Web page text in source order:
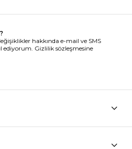
hakkında e-mail ve SMS
ediyorum. Gizlilik sözleşmesine